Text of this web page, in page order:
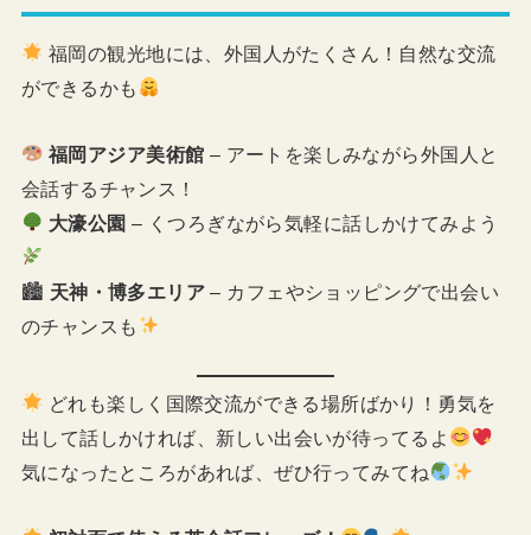
福岡の観光地には、外国人がたくさん！自然な交流
ができるかも
福岡アジア美術館 – アートを楽しみながら外国人と
会話するチャンス！
大濠公園 – くつろぎながら気軽に話しかけてみよう
🏙 天神・博多エリア – カフェやショッピングで出会い
のチャンスも
どれも楽しく国際交流ができる場所ばかり！勇気を
出して話しかければ、新しい出会いが待ってるよ
気になったところがあれば、ぜひ行ってみてね